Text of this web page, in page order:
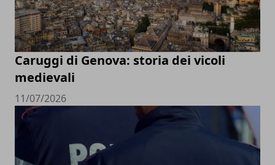
Caruggi di Genova: storia dei vicoli
medievali
11/07/2026